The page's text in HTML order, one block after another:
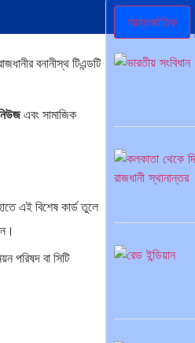
বনানীস্থ টিএন্ডটি
এবং সামাজিক
এই বিশেষ কার্ড তুলে
পরিষদ বা সিটি
আন্তর্জাতিক